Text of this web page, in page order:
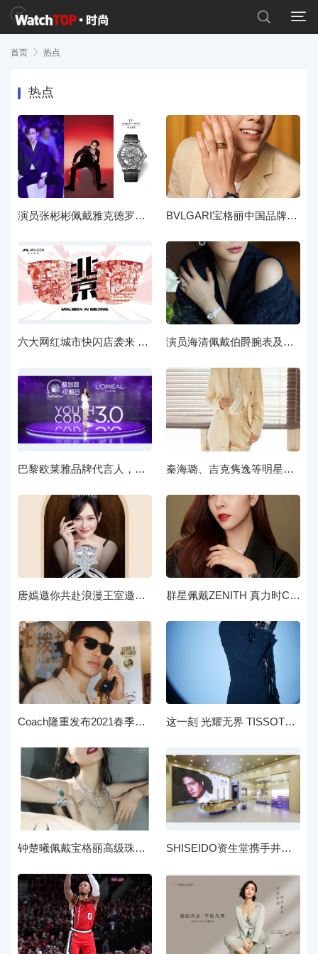


首页  热点
热点
演员张彬彬佩戴雅克德罗腕表出席时尚活动 BVLGARI宝格丽中国品牌代言人吴磊、中国品牌形象大使赵露思 邀你赴约520浪漫之旅
六大网红城市快闪店袭来 肖战代言的陌森眼镜五一假期开启“宠粉”模式 演员海清佩戴伯爵腕表及珠宝优雅亮相品牌活动
巴黎欧莱雅品牌代言人，欧阳娜娜与巴黎欧莱雅引领大家一同见证全新第三代欧莱雅黑精华的奇迹 秦海璐、吉克隽逸等明星佩戴布契拉提珠宝，阐扬飒然姿彩
唐嫣邀你共赴浪漫王室邀约，Leysen莱绅通灵为你准备了精美的钻石珠宝，为浪漫加码 群星佩戴ZENITH 真力时CHRONOMASTER SPORT腕表 诠释缤纷魅力
Coach隆重发布2021春季太阳眼镜系列 Jennifer Lopez与林书豪共同演绎 这一刻 光耀无界 TISSOT天梭表携手黄晓明、陈飞宇、朱婧汐 探索多维可能 演绎无界主张
钟楚曦佩戴宝格丽高级珠宝拍摄杂志大片 SHISEIDO资生堂携手井柏然开启「纯A真空之旅」